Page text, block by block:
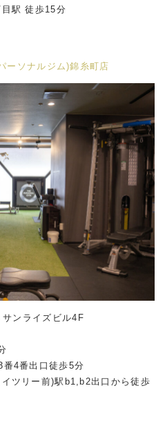
駅 徒歩15分
ソナルジム)錦糸町店
ンライズビル4F
4番出口徒歩5分
ツリー前)駅b1,b2出口から徒歩